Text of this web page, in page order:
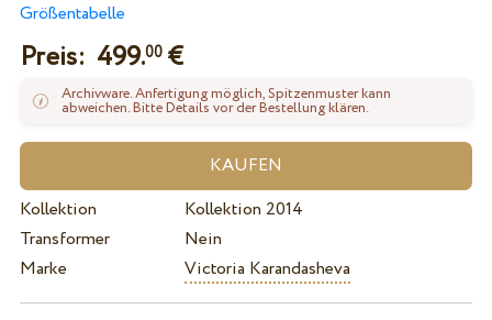
Größentabelle
Preis: 499.00€
Archivware. Anfertigung möglich, Spitzenmuster kann
abweichen. Bitte Details vor der Bestellung klären.
Kollektion
Kollektion 2014
Transformer
Nein
Marke
Victoria Karandasheva